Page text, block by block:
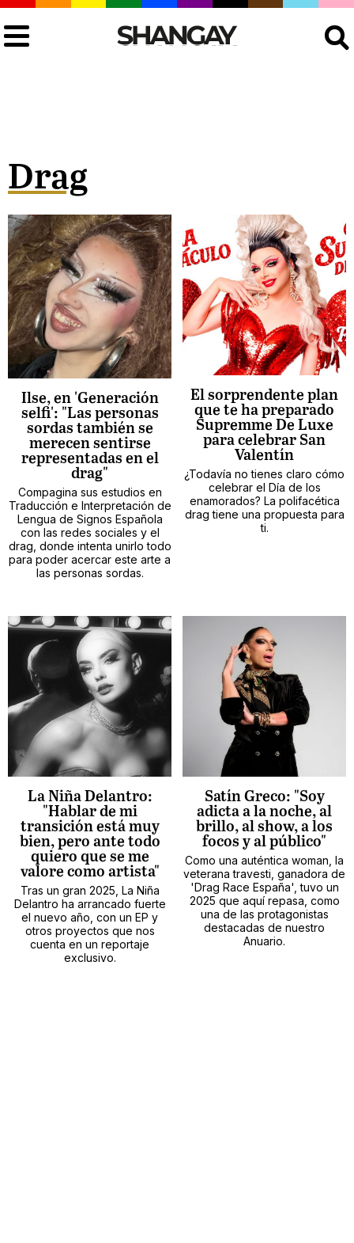
Drag
Ilse, en 'Generación
selfi': "Las personas
sordas también se
merecen sentirse
representadas en el
drag"
Compagina sus estudios en
Traducción e Interpretación de
Lengua de Signos Española
con las redes sociales y el
drag, donde intenta unirlo todo
para poder acercar este arte a
las personas sordas.
El sorprendente plan
que te ha preparado
Supremme De Luxe
para celebrar San
Valentín
¿Todavía no tienes claro cómo
celebrar el Día de los
enamorados? La polifacética
drag tiene una propuesta para
ti.
La Niña Delantro:
"Hablar de mi
transición está muy
bien, pero ante todo
quiero que se me
valore como artista"
Tras un gran 2025, La Niña
Delantro ha arrancado fuerte
el nuevo año, con un EP y
otros proyectos que nos
cuenta en un reportaje
exclusivo.
Satín Greco: "Soy
adicta a la noche, al
brillo, al show, a los
focos y al público"
Como una auténtica woman, la
veterana travesti, ganadora de
'Drag Race España', tuvo un
2025 que aquí repasa, como
una de las protagonistas
destacadas de nuestro
Anuario.